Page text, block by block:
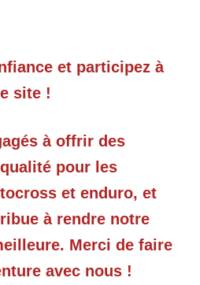
et participez à
site !
à offrir des
pour les
et enduro, et
à rendre notre
Merci de faire
avec nous !